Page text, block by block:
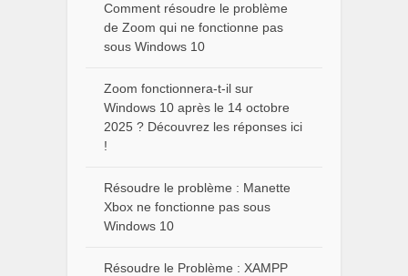
Comment résoudre le problème
de Zoom qui ne fonctionne pas
sous Windows 10
Zoom fonctionnera-t-il sur
Windows 10 après le 14 octobre
2025 ? Découvrez les réponses ici
!
Résoudre le problème : Manette
Xbox ne fonctionne pas sous
Windows 10
Résoudre le Problème : XAMPP